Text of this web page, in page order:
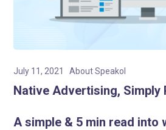
July 11, 2021 About Speakol
Native Advertising, Simply
A simple & 5 min read into